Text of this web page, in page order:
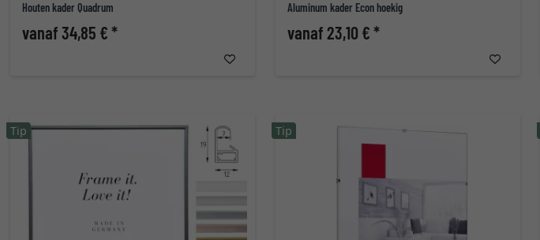
Houten kader Quadrum
vanaf 34,85 € *
Aluminum kader Econ hoekig
vanaf 23,10 € *
Tip Tip